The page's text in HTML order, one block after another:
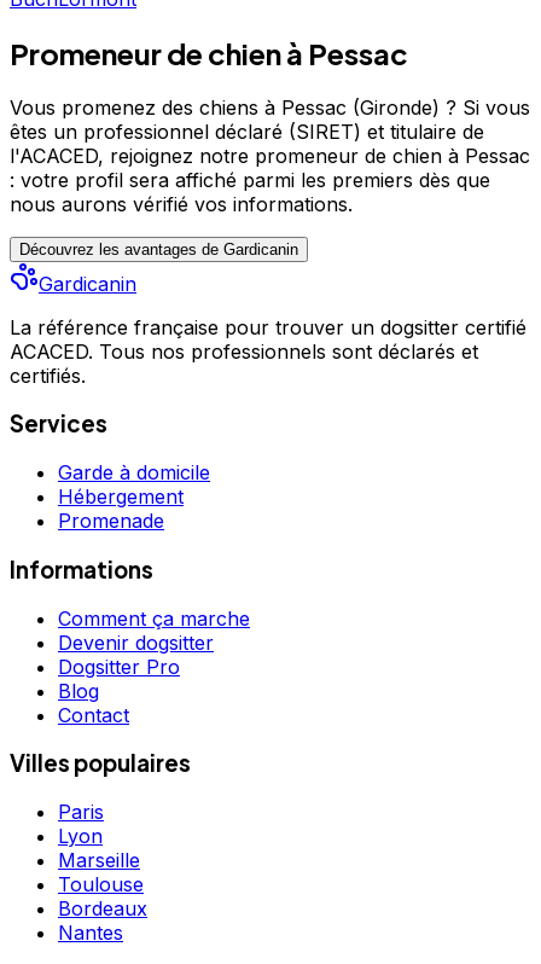
Promeneur de chien à Pessac
Vous promenez des chiens à Pessac (Gironde) ? Si vous
êtes un professionnel déclaré (SIRET) et titulaire de
l'ACACED, rejoignez notre promeneur de chien à Pessac
: votre profil sera affiché parmi les premiers dès que
nous aurons vérifié vos informations.
Découvrez les avantages de Gardicanin
Gardicanin
La référence française pour trouver un dogsitter certifié
ACACED. Tous nos professionnels sont déclarés et
certifiés.
Services
Garde à domicile
Hébergement
Promenade
Informations
Comment ça marche
Devenir dogsitter
Dogsitter Pro
Blog
Contact
Villes populaires
Paris
Lyon
Marseille
Toulouse
Bordeaux
Nantes